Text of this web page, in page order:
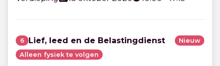
6 Lief, leed en de Belastingdienst
Nieuw
Alleen fysiek te volgen